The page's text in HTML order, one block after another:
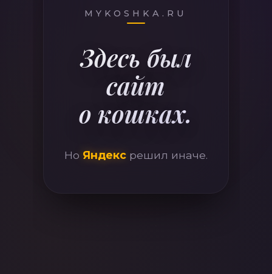
410
MYKOSHKA.RU
Здесь был
сайт
о кошках.
Но Яндексрешил иначе.